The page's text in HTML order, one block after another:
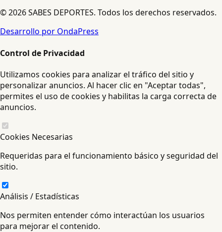
© 2026 SABES DEPORTES. Todos los derechos reservados.
Desarrollo por OndaPress
Control de Privacidad
Utilizamos cookies para analizar el tráfico del sitio y
personalizar anuncios. Al hacer clic en "Aceptar todas",
permites el uso de cookies y habilitas la carga correcta de
anuncios.
Cookies Necesarias
Requeridas para el funcionamiento básico y seguridad del
sitio.
Análisis / Estadísticas
Nos permiten entender cómo interactúan los usuarios
para mejorar el contenido.